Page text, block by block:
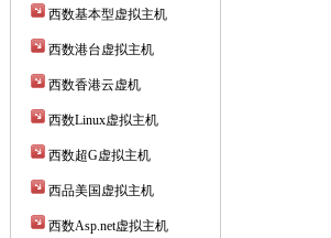
西数基本型虚拟主机
西数港台虚拟主机
西数香港云虚机
西数Linux虚拟主机
西数超G虚拟主机
西品美国虚拟主机
西数Asp.net虚拟主机